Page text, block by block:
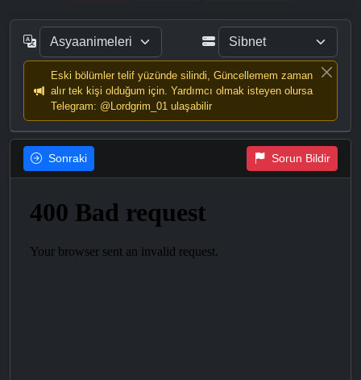
Eski bölümler telif yüzünde silindi, Güncellemem zaman
alır tek kişi olduğum için. Yardımcı olmak isteyen olursa
Telegram: @Lordgrim_01 ulaşabilir
Sonraki Sorun Bildir